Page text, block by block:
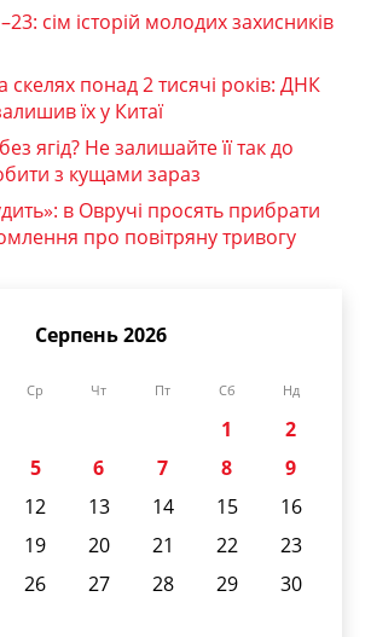
сім історій молодих захисників
скелях понад 2 тисячі років: ДНК
їх у Китаї
ягід? Не залишайте її так до
з кущами зараз
в Овручі просять прибрати
про повітряну тривогу
Серпень 2026
Ср Чт Пт Сб Нд
1
2
5 6 7 8
9
12 13 14 15
16
19 20 21 22
23
26 27 28 29
30